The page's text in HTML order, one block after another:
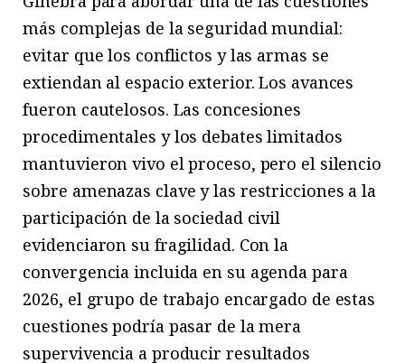
más complejas de la seguridad mundial:
evitar que los conflictos y las armas se
extiendan al espacio exterior. Los avances
fueron cautelosos. Las concesiones
procedimentales y los debates limitados
mantuvieron vivo el proceso, pero el silencio
sobre amenazas clave y las restricciones a la
participación de la sociedad civil
evidenciaron su fragilidad. Con la
convergencia incluida en su agenda para
2026, el grupo de trabajo encargado de estas
cuestiones podría pasar de la mera
supervivencia a producir resultados